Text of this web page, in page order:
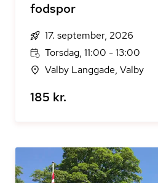
fodspor
17. september, 2026
Torsdag, 11:00 - 13:00
Valby Langgade, Valby
185 kr.